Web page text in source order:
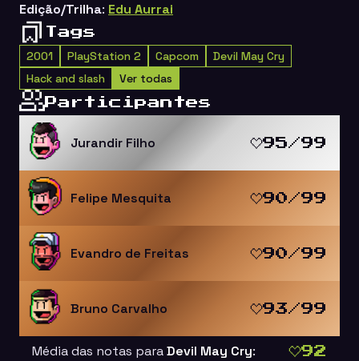
Edição/Trilha: Edu Aurrai
Tags
2001 PlayStation 2 Capcom
Devil May Cry
Hack and slash
Ver todas
Participantes
Jurandir Filho 95/99
Felipe Mesquita 90/99
Evandro de Freitas 90/99
Bruno Carvalho 93/99
Média das notas paraDevil May Cry: 92